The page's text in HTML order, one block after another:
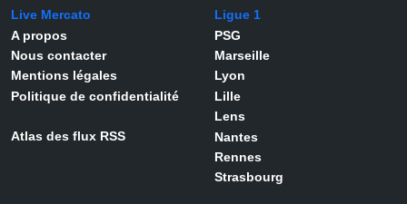
Live Mercato
A propos
Nous contacter
Mentions légales
Politique de confidentialité
Atlas des flux RSS
Ligue 1
PSG
Marseille
Lyon
Lille
Lens
Nantes
Rennes
Strasbourg